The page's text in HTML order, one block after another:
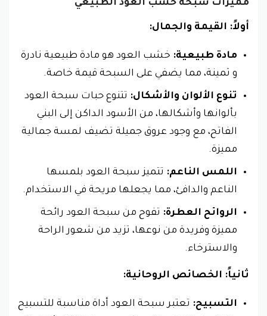
مميزات سبحة خشب العود الطبيعي
أولاً: القيمة والجمال:
مادة طبيعية: خشب العود هو مادة طبيعية نادرة
و ثمينة، مما يضفي على السبحة قيمة خاصة.
تنوع الألوان والأشكال: تتنوع حبات سبحة العود
بألوانها وأشكالها، من الأسود الداكن إلى البني
الفاتح، مع وجود عروق جميلة تضيف لمسة جمالية
مميزة.
اللمس الناعم: تتميز سبحة العود بلمسها
الناعم والدافئ، مما يجعلها مريحة في الاستخدام.
الروائح العطرة: تفوح من سبحة العود رائحة
مميزة وفريدة من نوعها، تزيد من شعور الراحة
والاسترخاء.
ثانياً: الخصائص الروحانية:
التسبيح: تعتبر سبحة العود أداة مناسبة للتسبيح